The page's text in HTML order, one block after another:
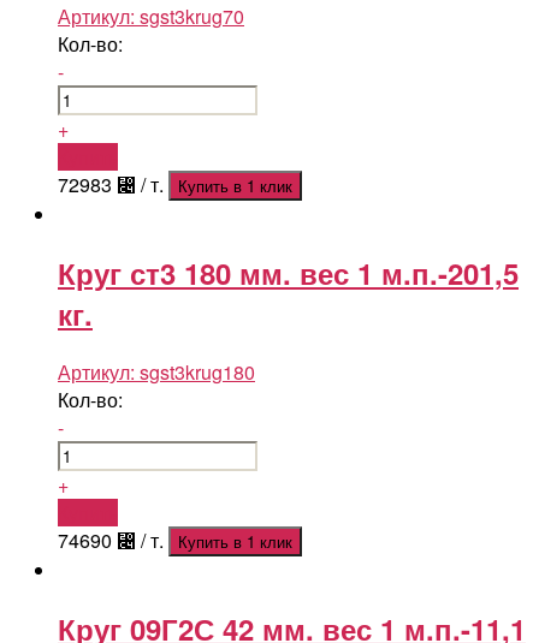
Артикул: sgst3krug70
Кол-во:
-
+
72983 ⃄ / т. Купить в 1 клик
Круг ст3 180 мм. вес 1 м.п.-201,5
кг.
Артикул: sgst3krug180
Кол-во:
-
+
74690 ⃄ / т. Купить в 1 клик
Круг 09Г2С 42 мм. вес 1 м.п.-11,1